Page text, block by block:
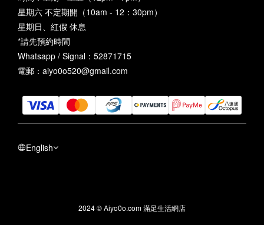
星期六 不定期開（10am - 12：30pm）
星期日、紅假 休息
*請先預約時間
Whatsapp / Signal：52871715
電郵：aiyo0o520@gmail.com
English
2024 © Aiyo0o.com 滿足生活網店